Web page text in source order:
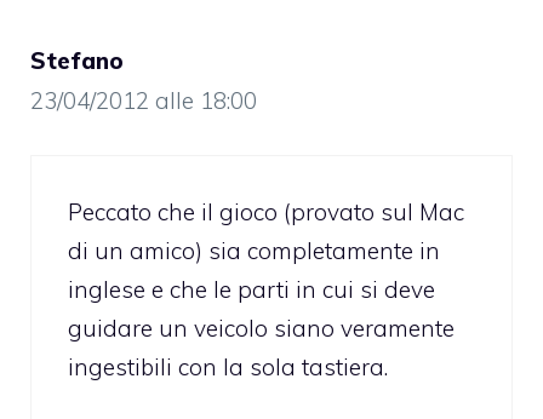
Stefano
23/04/2012 alle 18:00
Peccato che il gioco (provato sul Mac
di un amico) sia completamente in
inglese e che le parti in cui si deve
guidare un veicolo siano veramente
ingestibili con la sola tastiera.